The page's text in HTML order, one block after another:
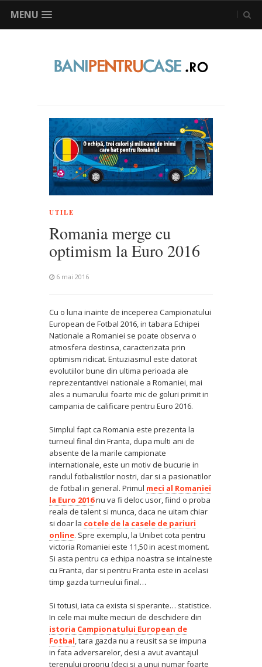
MENU
UTILE
Romania merge cu
optimism la Euro 2016
6 mai 2016
Cu o luna inainte de inceperea Campionatului
European de Fotbal 2016, in tabara Echipei
Nationale a Romaniei se poate observa o
atmosfera destinsa, caracterizata prin
optimism ridicat. Entuziasmul este datorat
evolutiilor bune din ultima perioada ale
reprezentantivei nationale a Romaniei, mai
ales a numarului foarte mic de goluri primit in
campania de calificare pentru Euro 2016.
Simplul fapt ca Romania este prezenta la
turneul final din Franta, dupa multi ani de
absente de la marile campionate
internationale, este un motiv de bucurie in
randul fotbalistilor nostri, dar si a pasionatilor
de fotbal in general. Primul meci al Romaniei
la Euro 2016nu va fi deloc usor, fiind o proba
reala de talent si munca, daca ne uitam chiar
si doar la cotele de la casele de pariuri
online. Spre exemplu, la Unibet cota pentru
victoria Romaniei este 11,50 in acest moment.
Si asta pentru ca echipa noastra se intalneste
cu Franta, dar si pentru Franta este in acelasi
timp gazda turneului final…
Si totusi, iata ca exista si sperante… statistice.
In cele mai multe meciuri de deschidere din
istoria Campionatului European de
Fotbal, tara gazda nu a reusit sa se impuna
in fata adversarelor, desi a avut avantajul
terenului propriu (deci si a unui numar foarte